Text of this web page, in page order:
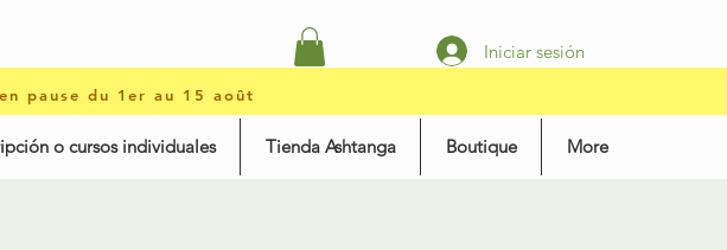
Iniciar sesión
pause du 1er au 15 août
o cursos individuales Tienda Ashtanga Boutique More